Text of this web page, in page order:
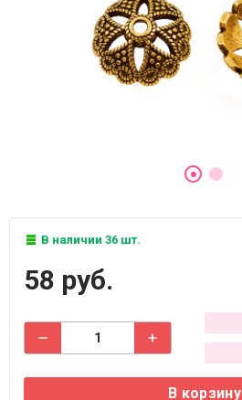
В наличии 36 шт.
58 руб.
В корзину